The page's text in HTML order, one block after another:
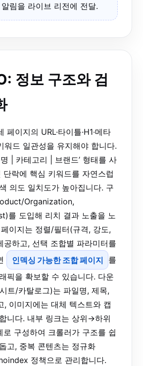
림을 라이브 리전에 전달.
정보 구조와 검
페이지의 URL·타이틀·H1·메타
워드 일관성을 유지해야 합니다.
| 카테고리 | 브랜드’ 형태를 사
단락에 핵심 키워드를 자연스럽
의도 일치도가 높아집니다. 구
Organization,
를 도입해 리치 결과 노출을 노
이지는 정렬/필터(규격, 강도,
공하고, 선택 조합별 파라미터를
인덱싱 가능한 조합 페이지 를
픽을 확보할 수 있습니다. 다운
트/카탈로그)는 파일명, 제목,
, 이미지에는 대체 텍스트와 캡
니다. 내부 링크는 상위→하위
구성하여 크롤러가 구조를 쉽
고, 중복 콘텐츠는 정규화
정책으로 관리합니다.